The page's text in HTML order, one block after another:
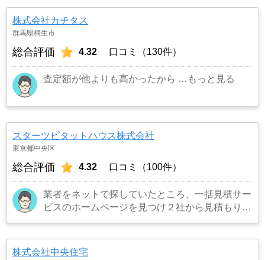
株式会社カチタス
群馬県桐生市
総合評価 4.32 口コミ（130件）
査定額が他よりも高かったから …もっと見る
スターツピタットハウス株式会社
東京都中央区
総合評価 4.32 口コミ（100件）
業者をネットで探していたところ、一括見積サー
ビスのホームページを見つけ２社から見積もりを
者がいると連絡を受け売却が決まったため。
株式会社中央住宅